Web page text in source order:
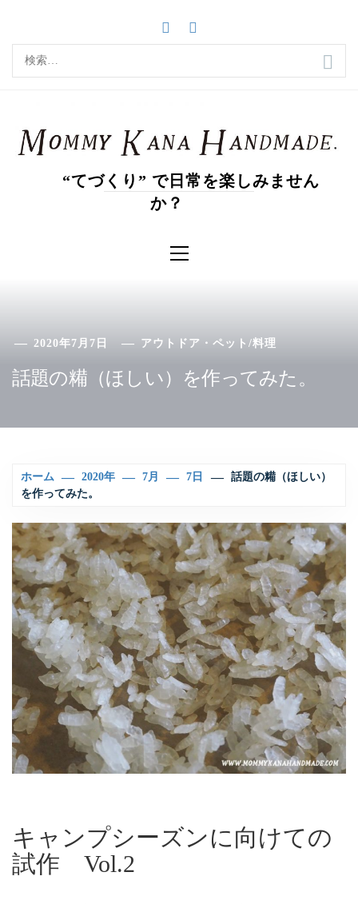
テ
“てづくり” で日常を楽しみません
か？
イ
2020年7月7日 アウトドア・ペット/料理
話題の糒（ほしい）を作ってみた。
ホーム 2020年 7月 7日
話題の糒（ほしい）
を作ってみた。
キャンプシーズンに向けての
試作 Vol.2